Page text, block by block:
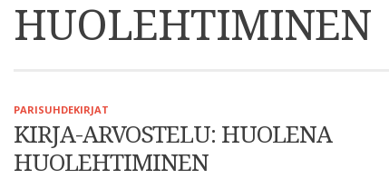
HUOLEHTIMINEN
PARISUHDEKIRJAT
KIRJA-ARVOSTELU: HUOLENA
HUOLEHTIMINEN